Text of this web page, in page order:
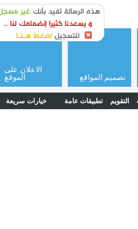
or login
التقويم تطبيقات عامة خيارات سريعة
تصميم المواقع
الاعلان على
الموقع